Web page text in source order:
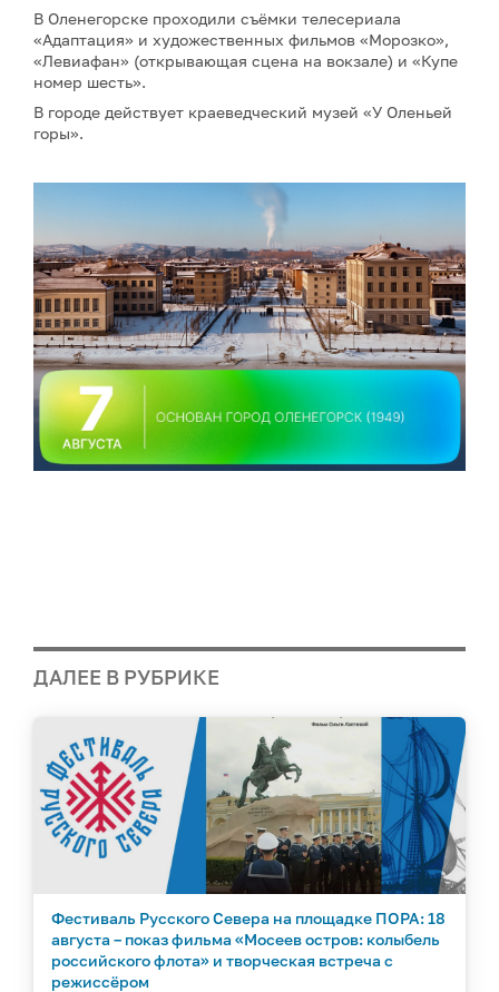
В Оленегорске проходили съёмки телесериала
«Адаптация» и художественных фильмов «Морозко»,
«Левиафан» (открывающая сцена на вокзале) и «Купе
номер шесть».
В городе действует краеведческий музей «У Оленьей
горы».
ДАЛЕЕ В РУБРИКЕ
Фестиваль Русского Севера на площадке ПОРА: 18
августа – показ фильма «Мосеев остров: колыбель
российского флота» и творческая встреча с
режиссёром